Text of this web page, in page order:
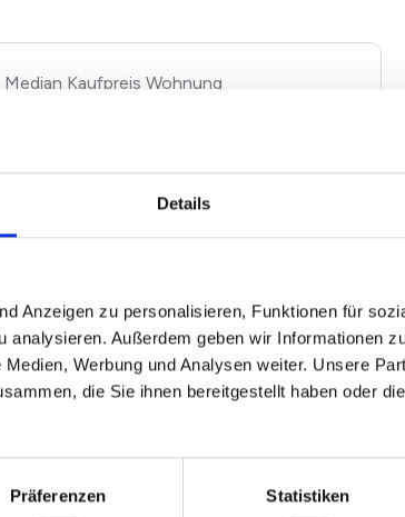
Details
Anzeigen zu personalisieren, Funktionen für
analysieren. Außerdem geben wir Informationen
Werbung und Analysen weiter. Unsere
die Sie ihnen bereitgestellt haben oder
Präferenzen Statistiken
Kaufpreis Wohnung
basieren auf Angebotspreisen der von
Echte Verkaufspreise in Rodgau Nieder-
entsprechend nach oben und unten
unseren
Immobilienwertrechner für
Roden 2026
2026 spiegelt das Angebot und die